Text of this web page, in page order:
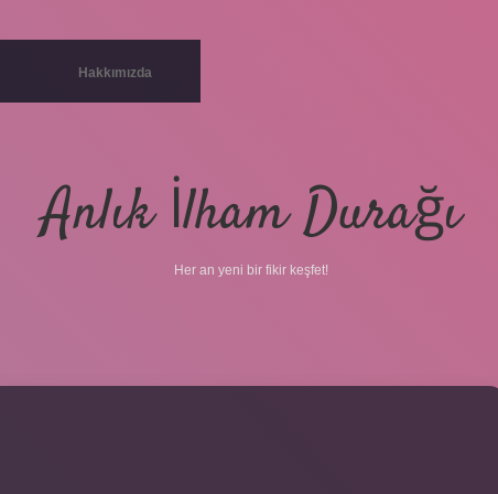
Hakkımızda
Anlık İlham Durağı
Her an yeni bir fikir keşfet!